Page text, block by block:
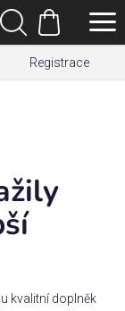
Registrace
Hledat
Nákupní
košík
kvalitní doplněk